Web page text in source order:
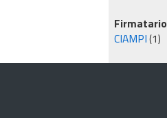
Firmatario
CIAMPI(1)